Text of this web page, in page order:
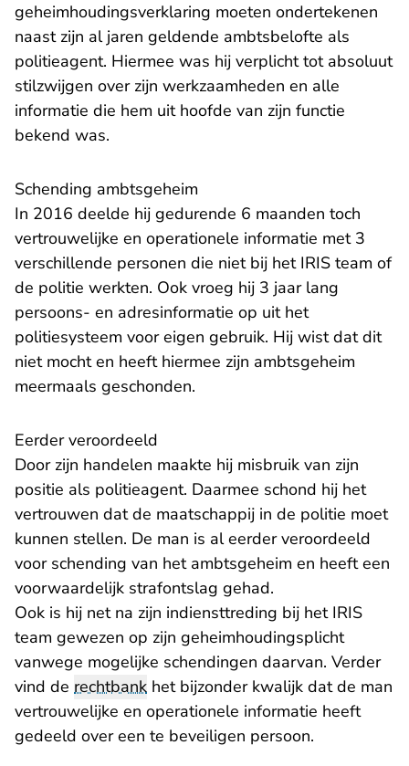
geheimhoudingsverklaring moeten ondertekenen
naast zijn al jaren geldende ambtsbelofte als
politieagent. Hiermee was hij verplicht tot absoluut
stilzwijgen over zijn werkzaamheden en alle
informatie die hem uit hoofde van zijn functie
bekend was.
​Schending ambtsgeheim
In 2016 deelde hij gedurende 6 maanden toch
vertrouwelijke en operationele informatie met 3
verschillende personen die niet bij het IRIS team of
de politie werkten. Ook vroeg hij 3 jaar lang
persoons- en adresinformatie op uit het
politiesysteem voor eigen gebruik. Hij wist dat dit
niet mocht en heeft hiermee zijn ambtsgeheim
meermaals geschonden.
​Eerder veroordeeld
Door zijn handelen maakte hij misbruik van zijn
positie als politieagent. Daarmee schond hij het
vertrouwen dat de maatschappij in de politie moet
kunnen stellen. De man is al eerder veroordeeld
voor schending van het ambtsgeheim en heeft een
voorwaardelijk strafontslag gehad.
Ook is hij net na zijn indiensttreding bij het IRIS
team gewezen op zijn geheimhoudingsplicht
vanwege mogelijke schendingen daarvan. Verder
vind de rechtbank het bijzonder kwalijk dat de man
vertrouwelijke en operationele informatie heeft
gedeeld over een te beveiligen persoon.